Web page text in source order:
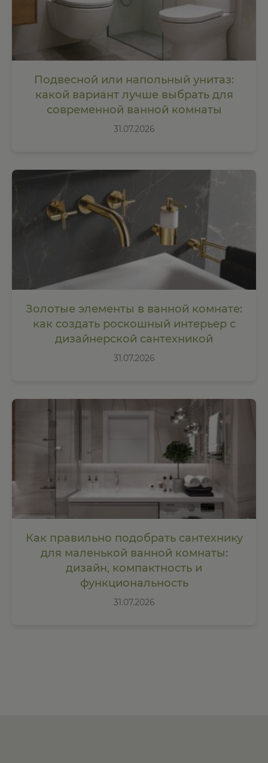
Подвесной или напольный унитаз:
какой вариант лучше выбрать для
современной ванной комнаты
31.07.2026
Золотые элементы в ванной комнате:
как создать роскошный интерьер с
дизайнерской сантехникой
31.07.2026
Как правильно подобрать сантехнику
для маленькой ванной комнаты:
дизайн, компактность и
функциональность
31.07.2026